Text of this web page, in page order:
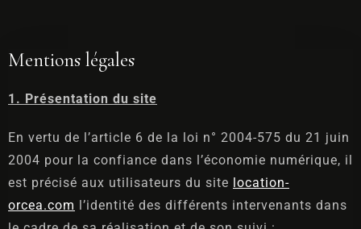
Mentions légales
1. Présentation du site
En vertu de l’article 6 de la loi n° 2004-575 du 21 juin
2004 pour la confiance dans l’économie numérique, il
est précisé aux utilisateurs du site location-
orcea.com l’identité des différents intervenants dans